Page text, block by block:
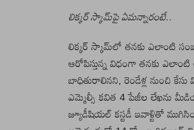
లిక్కర్ స్కామ్‌పై ఏమన్నారంటే..
లిక్కర్ స్కామ్‌లో తనకు ఎలాంటి
ఆరోపిస్తున్న విధంగా తనకు
బాధితురాలినని, రెండేళ్ల నుంచి
ఎమ్మెల్సీ కవిత 4 పేజీల లేఖను
జ్యూడీషియల్ కస్టడీ ఇవాళ్టితో